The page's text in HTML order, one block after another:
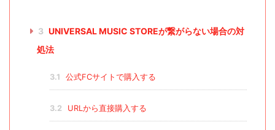
3 UNIVERSAL MUSIC STOREが繋がらない場合の対
処法
3.1 公式FCサイトで購入する
3.2 URLから直接購入する